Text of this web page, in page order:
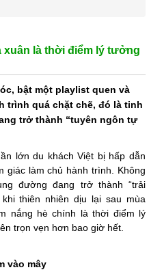
xuân là thời điểm lý tưởng
bật một playlist quen và
trình quá chặt chẽ, đó là tinh
trở thành “tuyên ngôn tự
lớn du khách Việt bị hấp dẫn
giác làm chủ hành trình. Không
đường đang trở thành “trải
thiên nhiên dịu lại sau mùa
nắng hè chính là thời điểm lý
trọn vẹn hơn bao giờ hết.
vào mây